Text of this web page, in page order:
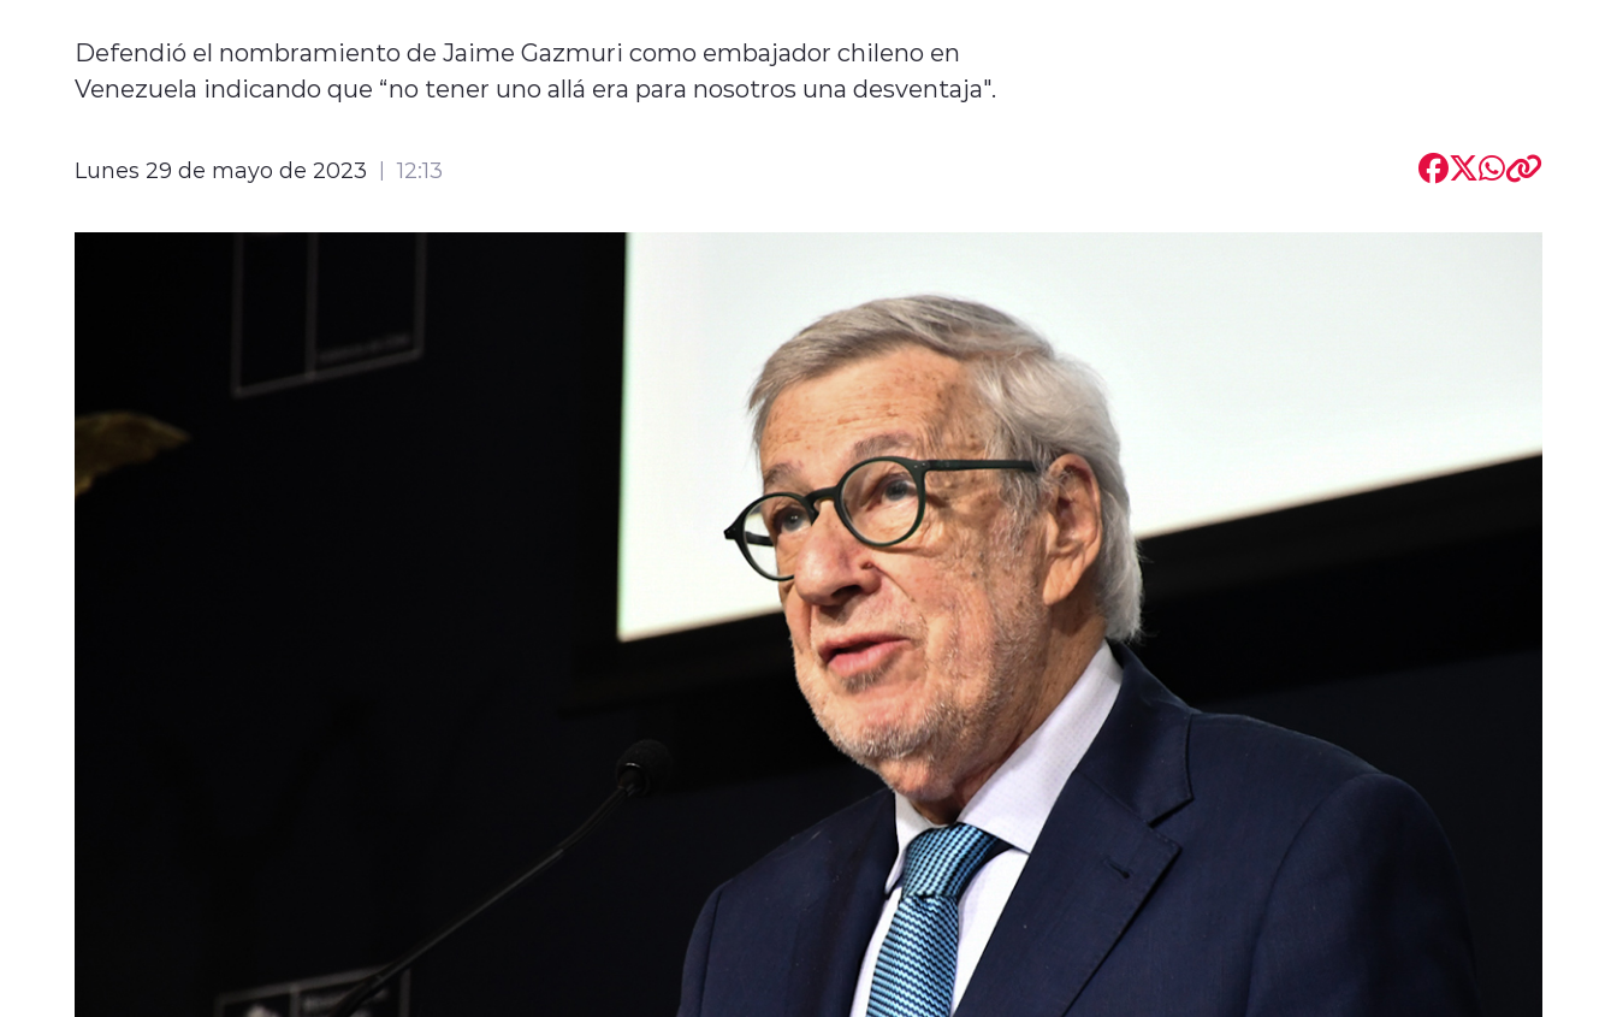
Defendió el nombramiento de Jaime Gazmuri como embajador chileno en
Venezuela indicando que “no tener uno allá era para nosotros una desventaja".
Lunes 29 de mayo de 2023 12:13